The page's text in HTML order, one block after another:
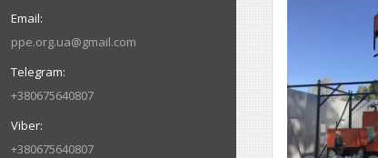
ppe.org.ua@gmail.com
+380675640807
+380675640807